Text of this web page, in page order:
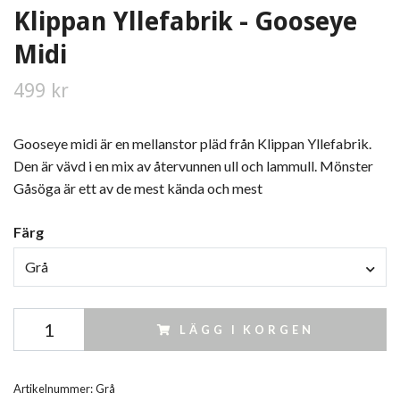
Klippan Yllefabrik - Gooseye
Midi
499 kr
Gooseye midi är en mellanstor pläd från Klippan Yllefabrik.
Den är vävd i en mix av återvunnen ull och lammull. Mönster
Gåsöga är ett av de mest kända och mest
Färg
Grå
LÄGG I KORGEN
Artikelnummer:Grå